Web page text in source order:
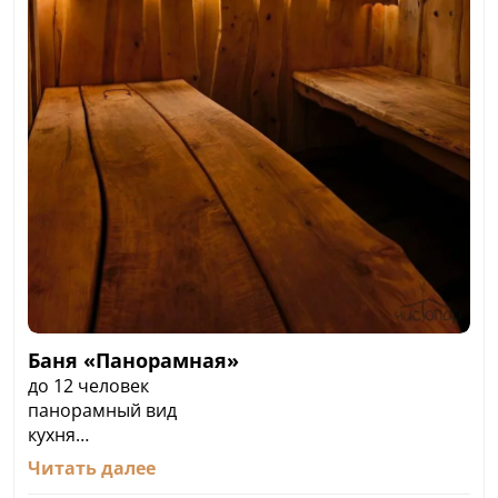
Баня «Панорамная»
до 12 человек
панорамный вид
кухня
Дровяная парная, 5 метров до моря, комната
отдыха 23 м² с панорамным видом. Имеется
Читать далее